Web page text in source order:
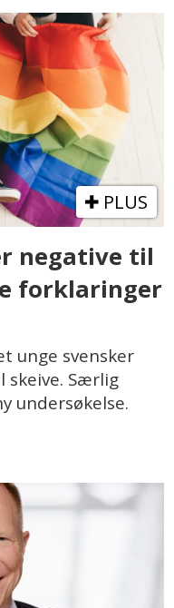
PLUS
negative til
forklaringer
unge svensker
skeive. Særlig
undersøkelse.